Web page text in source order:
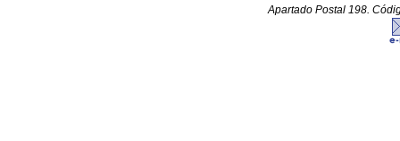
Apartado Postal 198.